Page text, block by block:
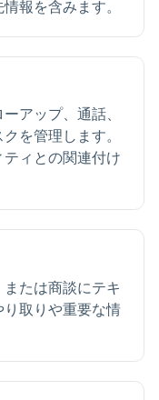
報を含みます。
アップ、通話、
を管理します。
ィとの関連付け
たは商談にテキ
取りや重要な情